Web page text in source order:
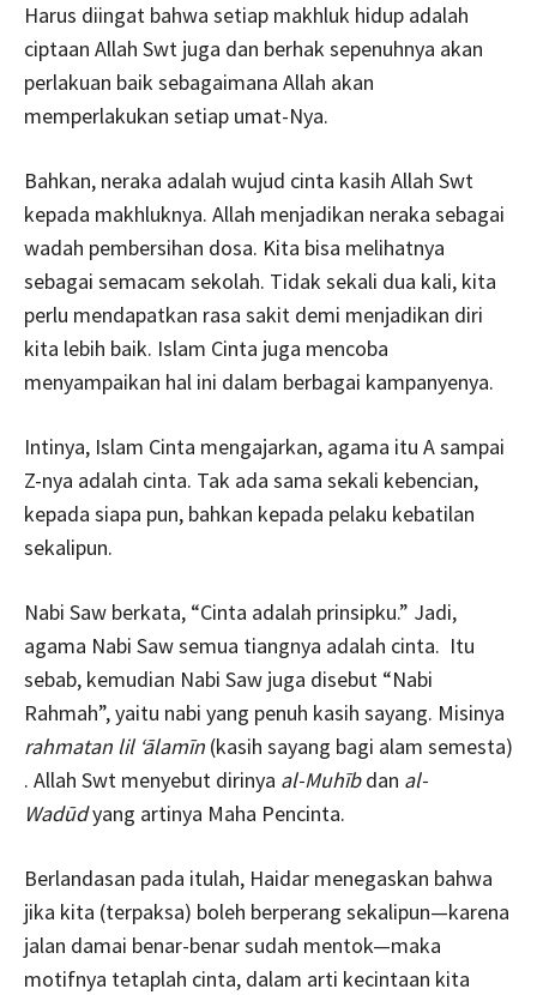
Harus diingat bahwa setiap makhluk hidup adalah
ciptaan Allah Swt juga dan berhak sepenuhnya akan
perlakuan baik sebagaimana Allah akan
memperlakukan setiap umat-Nya.
Bahkan, neraka adalah wujud cinta kasih Allah Swt
kepada makhluknya. Allah menjadikan neraka sebagai
wadah pembersihan dosa. Kita bisa melihatnya
sebagai semacam sekolah. Tidak sekali dua kali, kita
perlu mendapatkan rasa sakit demi menjadikan diri
kita lebih baik. Islam Cinta juga mencoba
menyampaikan hal ini dalam berbagai kampanyenya.
Intinya, Islam Cinta mengajarkan, agama itu A sampai
Z-nya adalah cinta. Tak ada sama sekali kebencian,
kepada siapa pun, bahkan kepada pelaku kebatilan
sekalipun.
Nabi Saw berkata, “Cinta adalah prinsipku.” Jadi,
agama Nabi Saw semua tiangnya adalah cinta. Itu
sebab, kemudian Nabi Saw juga disebut “Nabi
Rahmah”, yaitu nabi yang penuh kasih sayang. Misinya
rahmatan lil ‘ālamīn (kasih sayang bagi alam semesta)
. Allah Swt menyebut dirinya al-Muhībdan al-
Wadūdyang artinya Maha Pencinta.
Berlandasan pada itulah, Haidar menegaskan bahwa
jika kita (terpaksa) boleh berperang sekalipun—karena
jalan damai benar-benar sudah mentok—maka
motifnya tetaplah cinta, dalam arti kecintaan kita